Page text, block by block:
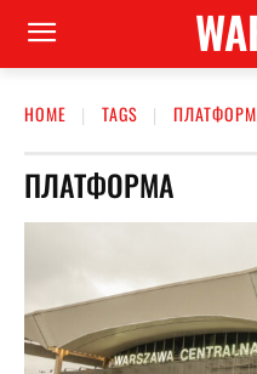
HOME TAGS
ПЛАТФОРМА